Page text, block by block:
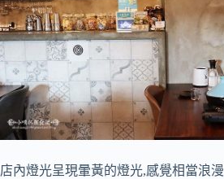
店內燈光呈現暈黃的燈光,感覺相當浪漫